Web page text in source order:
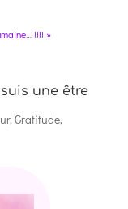
une être
,Gratitude,